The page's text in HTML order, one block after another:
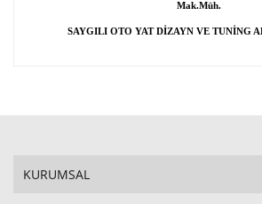
Mak.Müh.
SAYGILI OTO YAT DİZAYN VE TUNİNG
KURUMSAL